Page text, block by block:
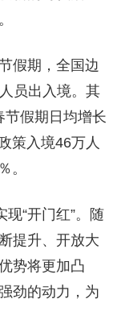
假期，全国边
员出入境。其
节假期日均增长
策入境46万人
。
“开门红”。随
提升、开放大
势将更加凸
劲的动力，为